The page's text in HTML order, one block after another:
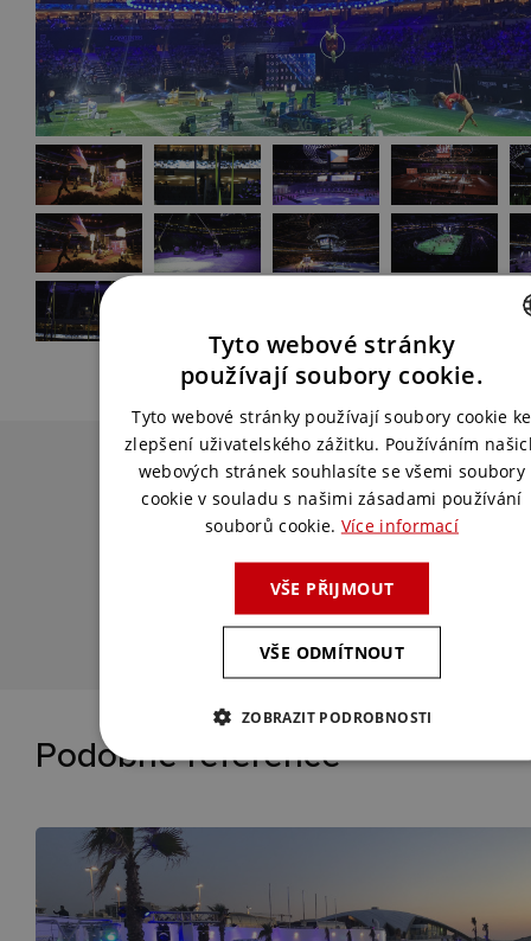
Chcete podobnou akci?
Spojte se s námi a my pro vás vymyslíme
KONTAKTUJTE NÁS
Podobné reference
ENGLISH
Tyto webové stránky
používají soubory cookie.
Tyto webové stránky používají soubory cookie ke
zlepšení uživatelského zážitku. Používáním
webových stránek souhlasíte se všemi soubory
cookie v souladu s našimi zásadami používání
souborů cookie. Více informací
VŠE PŘIJMOUT
VŠE ODMÍTNOUT
ZOBRAZIT PODROBNOSTI